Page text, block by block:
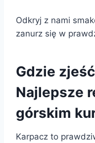
Odkryj z nami
zanurz się w
Gdzie
Najlepsze
górskim
Karpacz to